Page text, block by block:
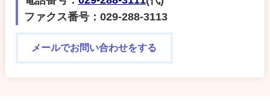
ファクス番号：029-288-3113
メールでお問い合わせをする